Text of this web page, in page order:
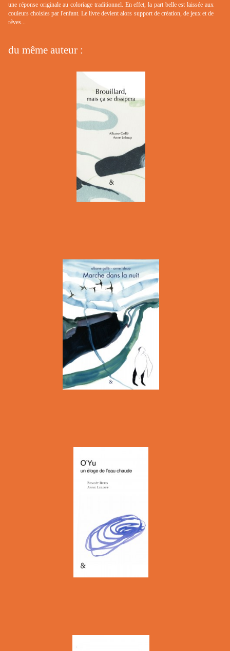
une réponse originale au coloriage traditionnel. En effet, la part belle est laissée aux
couleurs choisies par l'enfant. Le livre devient alors support de création, de jeux et de
rêves...
du même auteur :